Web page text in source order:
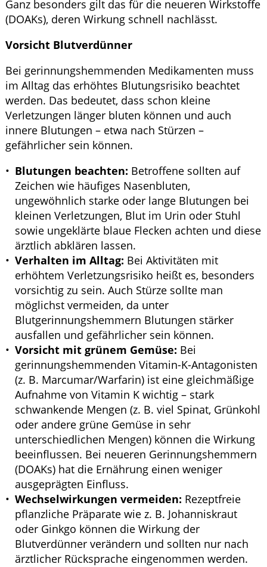
Ganz besonders gilt das für die neueren Wirkstoffe
(DOAKs), deren Wirkung schnell nachlässt.
Vorsicht Blutverdünner
Bei gerinnungshemmenden Medikamenten muss
im Alltag das erhöhtes Blutungsrisiko beachtet
werden. Das bedeutet, dass schon kleine
Verletzungen länger bluten können und auch
innere Blutungen – etwa nach Stürzen –
gefährlicher sein können.
Blutungen beachten: Betroffene sollten auf
Zeichen wie häufiges Nasenbluten,
ungewöhnlich starke oder lange Blutungen bei
kleinen Verletzungen, Blut im Urin oder Stuhl
sowie ungeklärte blaue Flecken achten und diese
ärztlich abklären lassen.
Verhalten im Alltag: Bei Aktivitäten mit
erhöhtem Verletzungsrisiko heißt es, besonders
vorsichtig zu sein. Auch Stürze sollte man
möglichst vermeiden, da unter
Blutgerinnungshemmern Blutungen stärker
ausfallen und gefährlicher sein können.
Vorsicht mit grünem Gemüse: Bei
gerinnungshemmenden Vitamin-K-Antagonisten
(z. B. Marcumar/Warfarin) ist eine gleichmäßige
Aufnahme von Vitamin K wichtig – stark
schwankende Mengen (z. B. viel Spinat, Grünkohl
oder andere grüne Gemüse in sehr
unterschiedlichen Mengen) können die Wirkung
beeinflussen. Bei neueren Gerinnungshemmern
(DOAKs) hat die Ernährung einen weniger
ausgeprägten Einfluss.
Wechselwirkungen vermeiden: Rezeptfreie
pflanzliche Präparate wie z. B. Johanniskraut
oder Ginkgo können die Wirkung der
Blutverdünner verändern und sollten nur nach
ärztlicher Rücksprache eingenommen werden.